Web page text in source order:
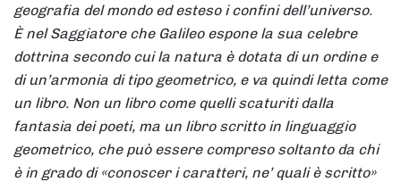
geografia del mondo ed esteso i confini dell’universo.
È nel Saggiatore che Galileo espone la sua celebre
dottrina secondo cui la natura è dotata di un ordine e
di un’armonia di tipo geometrico, e va quindi letta come
un libro. Non un libro come quelli scaturiti dalla
fantasia dei poeti, ma un libro scritto in linguaggio
geometrico, che può essere compreso soltanto da chi
è in grado di «conoscer i caratteri, ne’ quali è scritto»